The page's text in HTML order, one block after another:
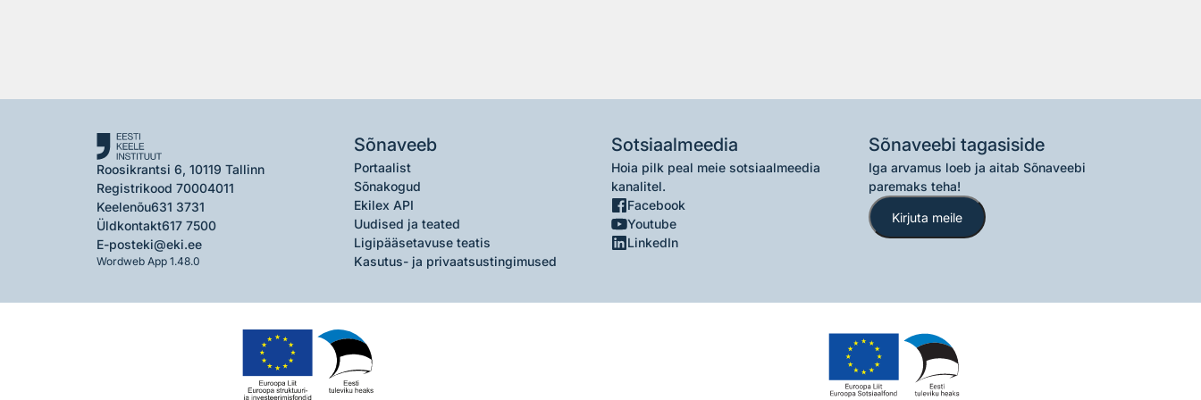
Roosikrantsi 6, 10119 Tallinn
Registrikood 70004011
Keelenõu631 3731
Üldkontakt617 7500
E-posteki@eki.ee
Wordweb App 1.48.0
Sõnaveeb
Portaalist
Sõnakogud
Ekilex API
Uudised ja teated
Ligipääsetavuse teatis
Kasutus- ja privaatsustingimused
Sotsiaalmeedia
Hoia pilk peal meie sotsiaalmeedia
kanalitel.
Facebook
Youtube
LinkedIn
Sõnaveebi tagasiside
Iga arvamus loeb ja aitab Sõnaveebi
paremaks teha!
Kirjuta meile